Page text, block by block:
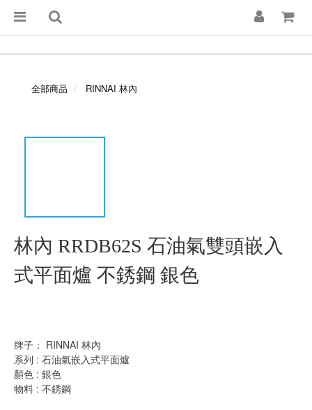
全部商品 RINNAI 林內
林內 RRDB62S 石油氣雙頭嵌入
式平面爐 不銹鋼 銀色
牌子： RINNAI 林內
系列 : 石油氣嵌入式平面爐
顏色 : 銀色
物料 : 不銹鋼